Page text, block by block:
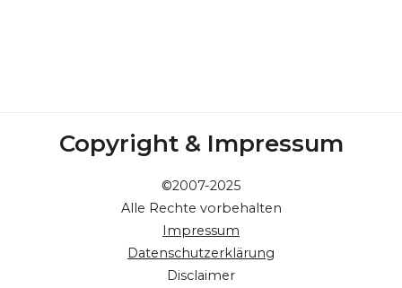
Copyright & Impressum
©2007-2025
Alle Rechte vorbehalten
Impressum
Datenschutzerklärung
Disclaimer